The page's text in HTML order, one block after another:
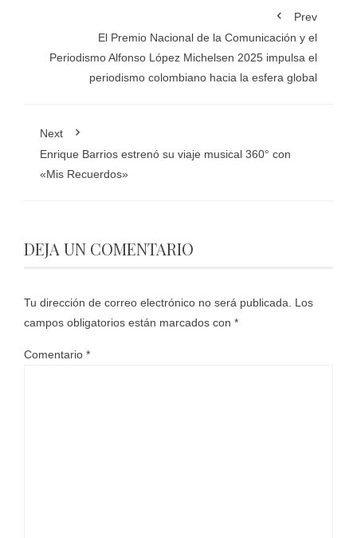
Prev
El Premio Nacional de la Comunicación y el
Periodismo Alfonso López Michelsen 2025 impulsa el
periodismo colombiano hacia la esfera global
Next
Enrique Barrios estrenó su viaje musical 360° con
«Mis Recuerdos»
DEJA UN COMENTARIO
Tu dirección de correo electrónico no será publicada.
Los
campos obligatorios están marcados con *
Comentario *